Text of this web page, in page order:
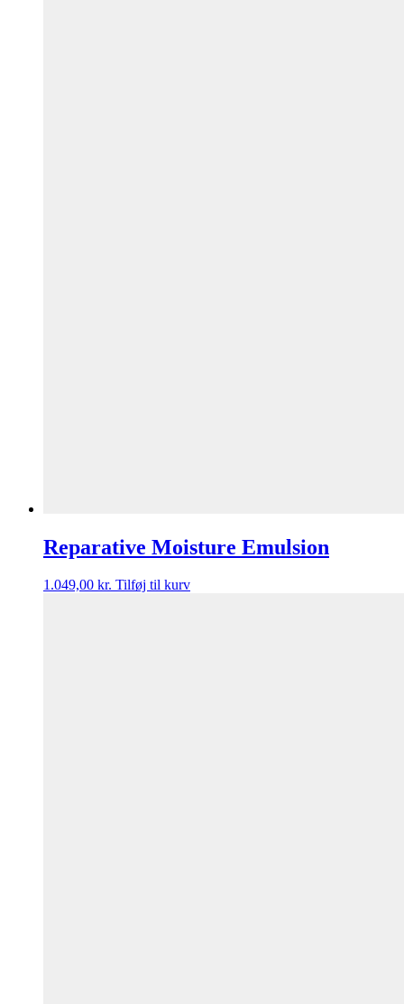
Reparative Moisture Emulsion
1.049,00 kr. Tilføj til kurv